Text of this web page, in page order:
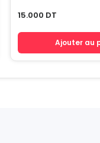
15.000 DT
Ajouter au